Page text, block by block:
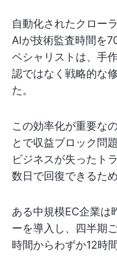
自動化されたクロー
AIが技術監査時間を
ペシャリストは、手
認ではなく戦略的な
た。
この効率化が重要な
とで収益ブロック問
ビジネスが失ったト
数日で回復できるため
ある中規模EC企業は
ーを導入し、四半期
時間からわずか12時